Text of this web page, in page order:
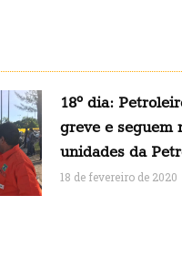
18º dia:
greve e seguem
unidades da
18 de fevereiro de 2020